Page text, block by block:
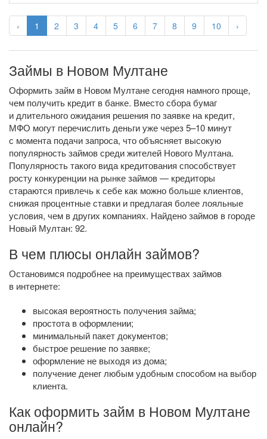
‹ 1 2 3 4 5 6 7 8 9 10 ›
Займы в Новом Мултане
Оформить займ в Новом Мултане сегодня намного проще,
чем получить кредит в банке. Вместо сбора бумаг
и длительного ожидания решения по заявке на кредит,
МФО могут перечислить деньги уже через 5–10 минут
с момента подачи запроса, что объясняет высокую
популярность займов среди жителей Нового Мултана.
Популярность такого вида кредитования способствует
росту конкуренции на рынке займов — кредиторы
стараются привлечь к себе как можно больше клиентов,
снижая процентные ставки и предлагая более лояльные
условия, чем в других компаниях. Найдено займов в городе
Новый Мултан: 92.
В чем плюсы онлайн займов?
Остановимся подробнее на преимуществах займов
в интернете:
высокая вероятность получения займа;
простота в оформлении;
минимальный пакет документов;
быстрое решение по заявке;
оформление не выходя из дома;
получение денег любым удобным способом на выбор
клиента.
Как оформить займ в Новом Мултане
онлайн?